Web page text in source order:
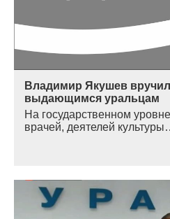
Владимир Якушев
выдающимся уральцам
На государственном
врачей, деятелей